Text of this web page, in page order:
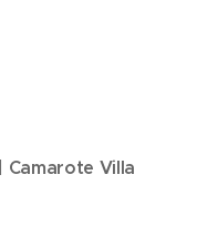
Camarote Villa